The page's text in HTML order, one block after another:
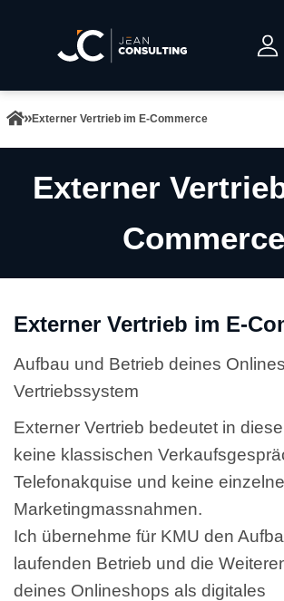
Externer Vertrieb im E-Commerce
Externer
Commerce
Externer Vertrieb im E-
Aufbau und Betrieb deines
Vertriebssystem
Externer Vertrieb bedeutet in
keine klassischen
Telefonakquise und keine
Marketingmassnahmen.
Ich übernehme für KMU den
laufenden Betrieb und die
deines Onlineshops als digitales